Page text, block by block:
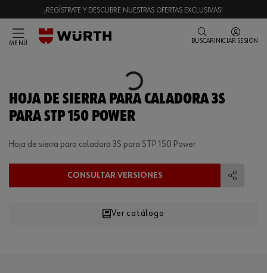
¡REGÍSTRATE Y DESCUBRE NUESTRAS OFERTAS EXCLUSIVAS!
MENÚ BUSCAR INICIAR SESIÓN
Loading...
HOJA DE SIERRA PARA CALADORA 3S
PARA STP 150 POWER
Hoja de sierra para caladora 3S para STP 150 Power
CONSULTAR VERSIONES
Ver catálogo